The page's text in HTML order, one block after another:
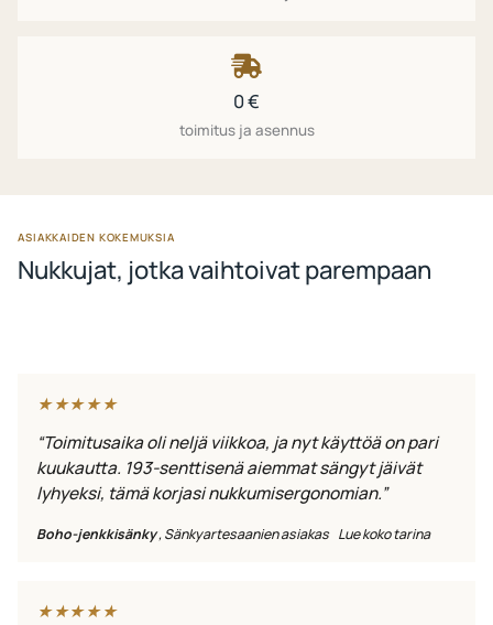
0 €
toimitus ja asennus
ASIAKKAIDEN KOKEMUKSIA
Nukkujat, jotka vaihtoivat parempaan
★★★★★
“Toimitusaika oli neljä viikkoa, ja nyt käyttöä on pari
kuukautta. 193-senttisenä aiemmat sängyt jäivät
lyhyeksi, tämä korjasi nukkumisergonomian.”
Boho-jenkkisänky, Sänkyartesaanien asiakas Lue koko tarina
★★★★★